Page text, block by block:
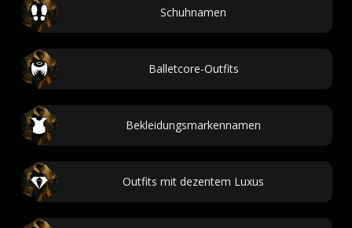
Schuhnamen
Balletcore-Outfits
Bekleidungsmarkennamen
Outfits mit dezentem Luxus